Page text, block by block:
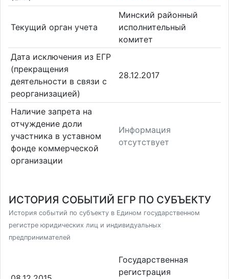
Текущий орган учета
Минский районный
исполнительный
комитет
Дата исключения из ЕГР
(прекращения
деятельности в связи с
реорганизацией)
28.12.2017
Наличие запрета на
отчуждение доли
участника в уставном
фонде коммерческой
организации
Информация
отсутствует
ИСТОРИЯ СОБЫТИЙ ЕГР ПО СУБЪЕКТУ
История событий по субъекту в Едином государственном
регистре юридических лиц и индивидуальных
предпринимателей
Государственная
регистрация